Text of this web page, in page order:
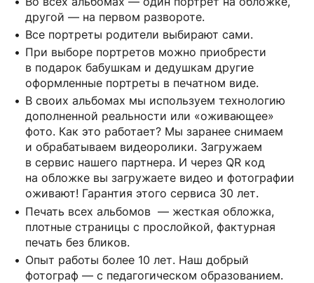
другой — на первом развороте.
Все портреты родители выбирают сами.
При выборе портретов можно приобрести
в подарок бабушкам и дедушкам другие
оформленные портреты в печатном виде.
В своих альбомах мы используем технологию
дополненной реальности или «оживающее»
фото. Как это работает? Мы заранее снимаем
и обрабатываем видеоролики. Загружаем
в сервис нашего партнера. И через QR код
на обложке вы загружаете видео и фотографии
оживают! Гарантия этого сервиса 30 лет.
Печать всех альбомов — жесткая обложка,
плотные страницы с прослойкой, фактурная
печать без бликов.
Опыт работы более 10 лет. Наш добрый
фотограф — с педагогическом образованием.